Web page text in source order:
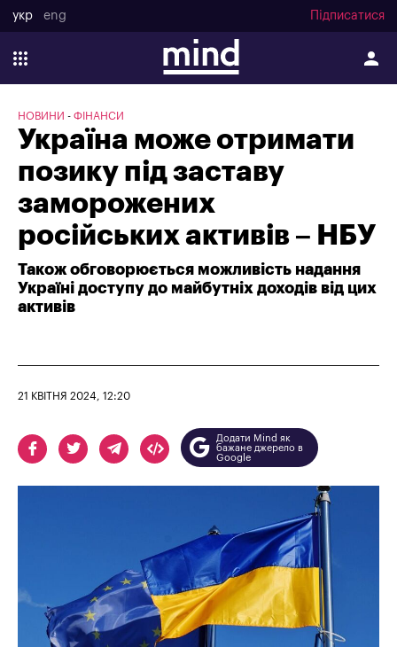
укр eng Підписатися
НОВИНИ ФІНАНСИ
Україна може отримати
позику під заставу
заморожених
російських активів – НБУ
Також обговорюється можливість надання
Україні доступу до майбутніх доходів від цих
активів
21 КВІТНЯ 2024, 12:20
Додати Mind як
бажане джерело в
Google